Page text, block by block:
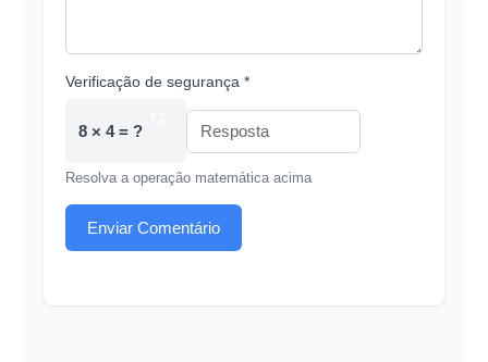
Verificação de segurança *
8 × 4 = ?
Resolva a operação matemática acima
Enviar Comentário